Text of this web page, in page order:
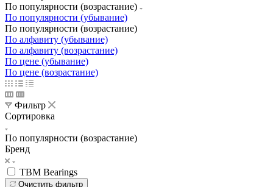
По популярности (возрастание)
По популярности (убывание)
По популярности (возрастание)
По алфавиту (убывание)
По алфавиту (возрастание)
По цене (убывание)
По цене (возрастание)
Фильтр
Сортировка
По популярности (возрастание)
Бренд
TBM Bearings
Очистить фильтр